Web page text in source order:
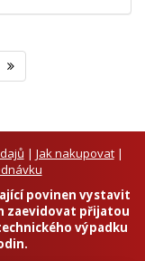
| Jak nakupovat|
povinen vystavit
zaevidovat přijatou
výpadku